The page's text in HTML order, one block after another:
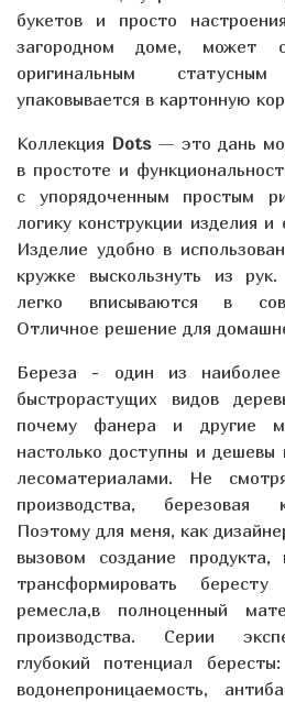
букетов и просто
загородном доме, может
оригинальным
упаковывается в картонную
Коллекция Dots — это дань
в простоте и
с упорядоченным простым
логику конструкции изделия и
Изделие удобно в
кружке выскользнуть из
легко вписываются в
Отличное решение для
Береза - один из наиболее
быстрорастущих видов
почему фанера и другие
настолько доступны и дешевы
лесоматериалами. Не
производства, березовая
Поэтому для меня, как
вызовом создание
трансформировать
ремесла,в полноценный
производства. Серии
глубокий потенциал
водонепроницаемость,